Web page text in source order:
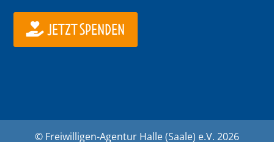
JETZT SPENDEN
© Freiwilligen-Agentur Halle (Saale) e.V. 2026